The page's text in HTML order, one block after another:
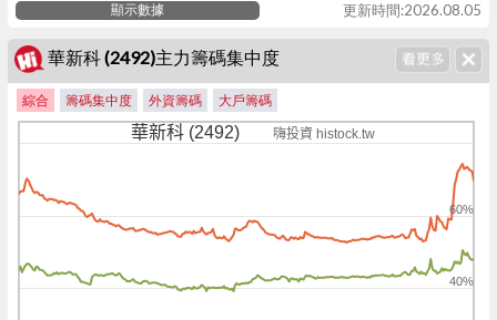
顯示數據 更新時間:2026.08.05
華新科 (2492)主力籌碼集中度
綜合 籌碼集中度 外資籌碼 大戶籌碼
華新科 (2492) 嗨投資 histock.tw
40%
60%